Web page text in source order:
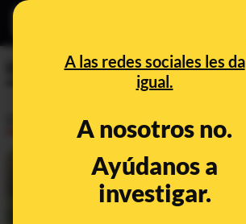
A las redes sociales les da
igual.
A nosotros no.
Ayúdanos a
investigar.